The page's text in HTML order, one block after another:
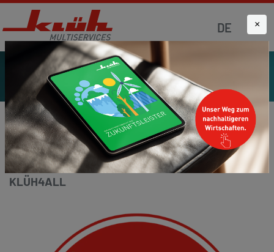
DE
Startseite Aktuelles Klüh4all
KLÜH4ALL
×